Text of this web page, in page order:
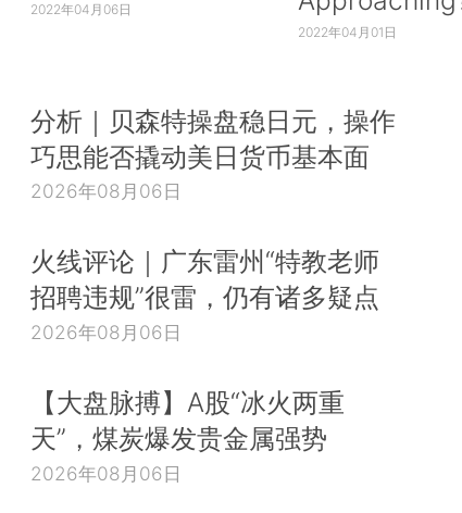
2022年04月06日
2022年04月01日
分析｜贝森特操盘稳日元，操作
巧思能否撬动美日货币基本面
2026年08月06日
火线评论｜广东雷州“特教老师
招聘违规”很雷，仍有诸多疑点
2026年08月06日
【大盘脉搏】A股“冰火两重
天”，煤炭爆发贵金属强势
2026年08月06日